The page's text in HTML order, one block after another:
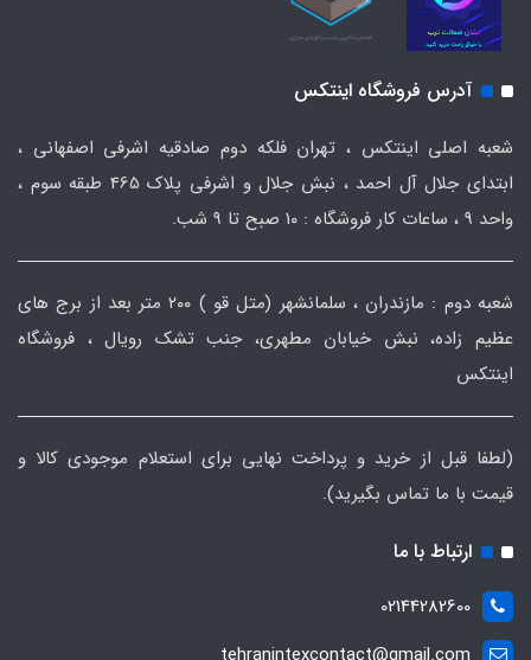
آدرس فروشگاه اینتکس
شعبه اصلی اینتکس ، تهران فلکه دوم صادقیه اشرفی اصفهانی ،
ابتدای جلال آل احمد ، نبش جلال و اشرفی پلاک 465 طبقه سوم ،
واحد ۹ ، ساعات کار فروشگاه : ۱۰ صبح تا ۹ شب.
شعبه دوم : مازندران ، سلمانشهر (متل قو ) ۲۰۰ متر بعد از برج های
عظیم زاده، نبش خیابان مطهری، جنب تشک رویال ، فروشگاه
اینتکس
(لطفا قبل از خرید و پرداخت نهایی برای استعلام موجودی کالا و
قیمت با ما تماس بگیرید).
ارتباط با ما
02144282600